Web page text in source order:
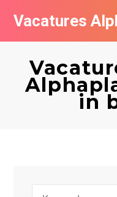
Vacatures
in
Vacatures per bedrijf
Rijn
De populairste